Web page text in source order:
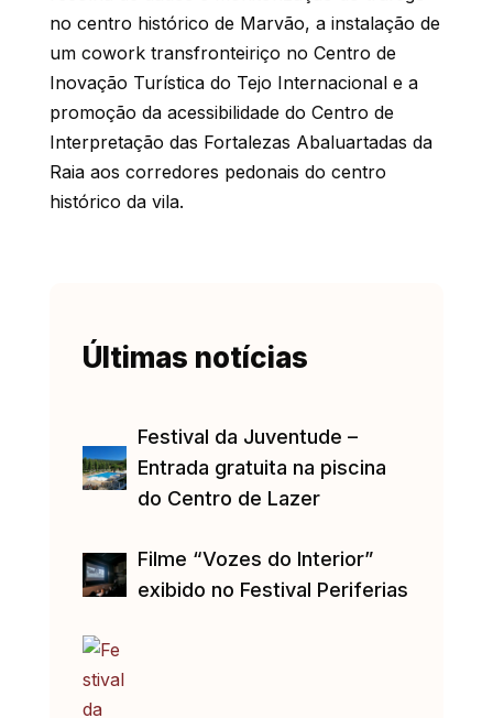
no centro histórico de Marvão, a instalação de
um cowork transfronteiriço no Centro de
Inovação Turística do Tejo Internacional e a
promoção da acessibilidade do Centro de
Interpretação das Fortalezas Abaluartadas da
Raia aos corredores pedonais do centro
histórico da vila.
Últimas notícias
Festival da Juventude –
Entrada gratuita na piscina
do Centro de Lazer
Filme “Vozes do Interior”
exibido no Festival Periferias